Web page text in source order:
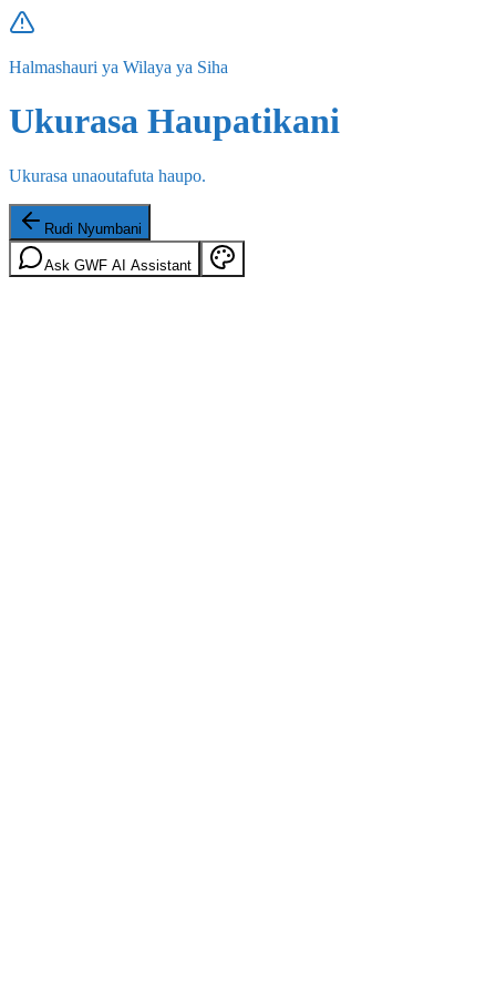
Halmashauri ya Wilaya ya Siha
Ukurasa Haupatikani
Ukurasa unaoutafuta haupo.
Rudi Nyumbani
Ask GWF AI Assistant